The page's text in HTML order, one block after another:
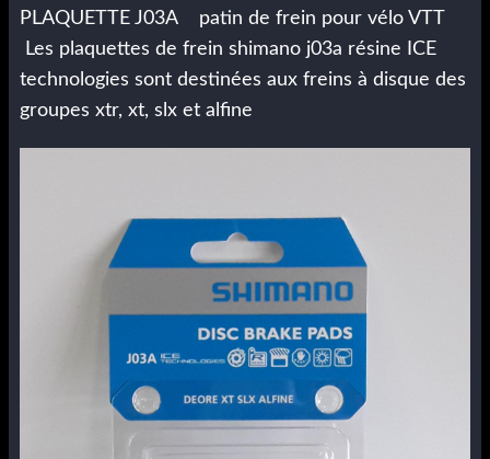
PLAQUETTE J03A patin de frein pour vélo VTT
Les plaquettes de frein shimano j03a résine ICE
technologies sont destinées aux freins à disque des
groupes xtr, xt, slx et alfine